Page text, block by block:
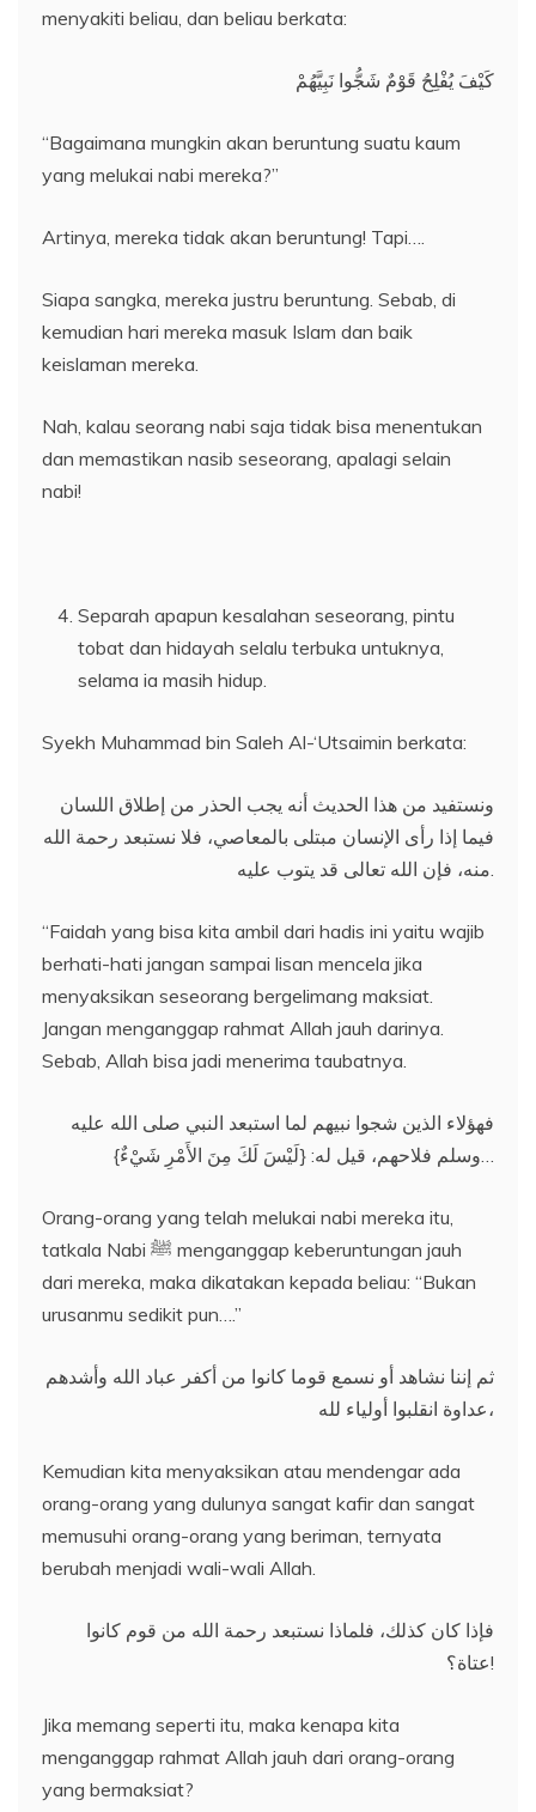
menyakiti beliau, dan beliau berkata:
كَيْفَ يُفْلِحُ قَوْمٌ شَجُّوا نَبِيَّهُمْ
“Bagaimana mungkin akan beruntung suatu kaum
yang melukai nabi mereka?”
Artinya, mereka tidak akan beruntung! Tapi….
Siapa sangka, mereka justru beruntung. Sebab, di
kemudian hari mereka masuk Islam dan baik
keislaman mereka.
Nah, kalau seorang nabi saja tidak bisa menentukan
dan memastikan nasib seseorang, apalagi selain
nabi!
Separah apapun kesalahan seseorang, pintu
tobat dan hidayah selalu terbuka untuknya,
selama ia masih hidup.
Syekh Muhammad bin Saleh Al-‘Utsaimin berkata:
ونستفيد من هذا الحديث أنه يجب الحذر من إطلاق اللسان
فيما إذا رأى الإنسان مبتلى بالمعاصي، فلا نستبعد رحمة الله
منه، فإن الله تعالى قد يتوب عليه.
“Faidah yang bisa kita ambil dari hadis ini yaitu wajib
berhati-hati jangan sampai lisan mencela jika
menyaksikan seseorang bergelimang maksiat.
Jangan menganggap rahmat Allah jauh darinya.
Sebab, Allah bisa jadi menerima taubatnya.
فهؤلاء الذين شجوا نبيهم لما استبعد النبي صلى الله عليه
وسلم فلاحهم، قيل له: {لَيْسَ لَكَ مِنَ الأَمْرِ شَيْءٌ}…
Orang-orang yang telah melukai nabi mereka itu,
tatkala Nabi ﷺ menganggap keberuntungan jauh
dari mereka, maka dikatakan kepada beliau: “Bukan
urusanmu sedikit pun….”
ثم إننا نشاهد أو نسمع قوما كانوا من أكفر عباد الله وأشدهم
عداوة انقلبوا أولياء لله،
Kemudian kita menyaksikan atau mendengar ada
orang-orang yang dulunya sangat kafir dan sangat
memusuhi orang-orang yang beriman, ternyata
berubah menjadi wali-wali Allah.
فإذا كان كذلك، فلماذا نستبعد رحمة الله من قوم كانوا
عتاة؟!
Jika memang seperti itu, maka kenapa kita
menganggap rahmat Allah jauh dari orang-orang
yang bermaksiat?